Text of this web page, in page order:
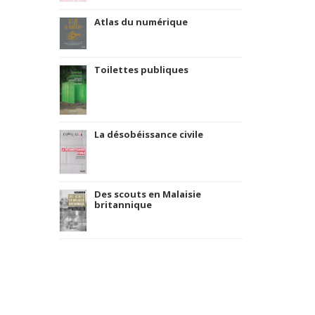
Atlas du numérique
Toilettes publiques
La désobéissance civile
Des scouts en Malaisie
britannique